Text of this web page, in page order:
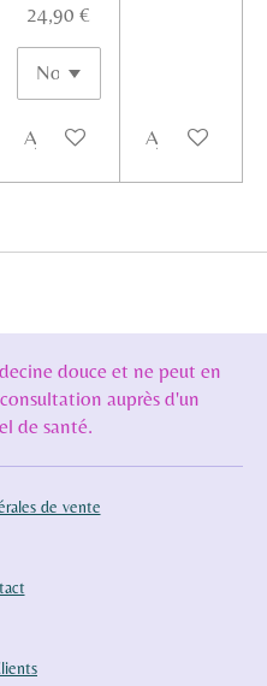
24,90 €
Ajouter au panierAjouter au
douce et ne peut en
auprès d'un
de santé.
de vente